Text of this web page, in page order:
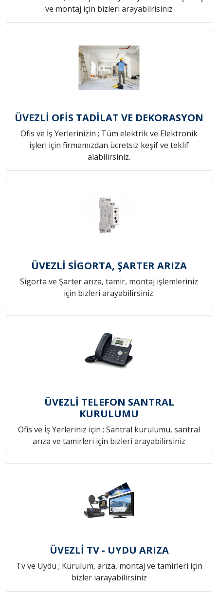
ve montaj için bizleri arayabilrisiniz
ÜVEZLİ OFİS TADİLAT VE DEKORASYON
Ofis ve İş Yerlerinizin ; Tüm elektrik ve Elektronik
işleri için firmamızdan ücretsiz keşif ve teklif
alabilirsiniz.
ÜVEZLİ SİGORTA, ŞARTER ARIZA
Sigorta ve Şarter arıza, tamir, montaj işlemleriniz
için bizleri arayabilirsiniz.
ÜVEZLİ TELEFON SANTRAL
KURULUMU
Ofis ve İş Yerleriniz için ; Santral kurulumu, santral
arıza ve tamirleri için bizleri arayabilirsiniz
ÜVEZLİ TV - UYDU ARIZA
Tv ve Uydu ; Kurulum, arıza, montaj ve tamirleri için
bizler iarayabilirsiniz